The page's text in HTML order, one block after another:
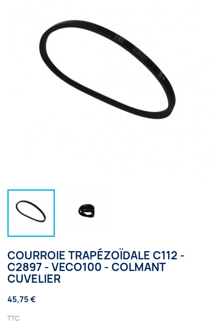
COURROIE TRAPÉZOÏDALE C112 -
C2897 - VECO100 - COLMANT
CUVELIER
45,75 €
TTC